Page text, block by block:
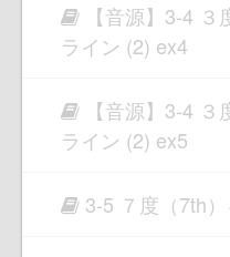
【音源】3-4
ライン (2) ex4
【音源】3-4
ライン (2) ex5
3-5 ７度（7th